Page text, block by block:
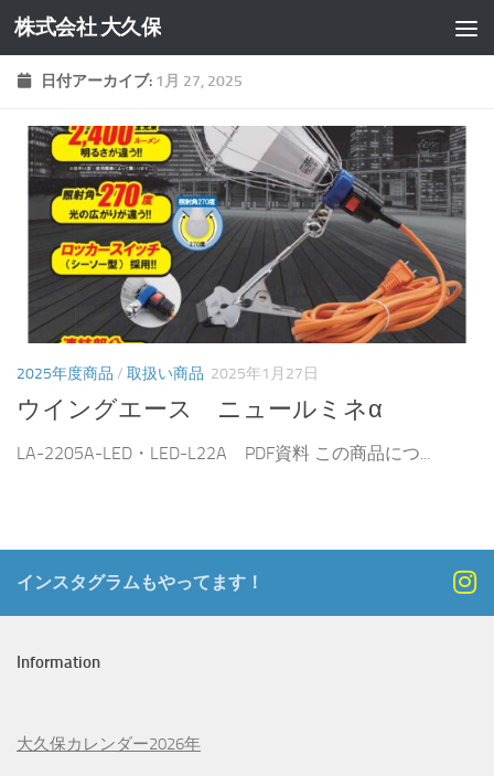
コンテンツへスキップ
株式会社 大久保
日付アーカイブ: 1月 27, 2025
2025年度商品 / 取扱い商品 2025年1月27日
ウイングエース ニュールミネα
LA-2205A-LED・LED-L22A PDF資料 この商品につ...
インスタグラムもやってます！
Information
大久保カレンダー2026年